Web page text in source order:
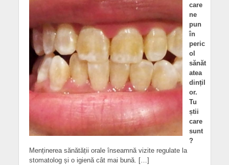
care
ne
pun
în
peric
ol
sănăt
atea
dințil
or.
Tu
știi
care
sunt
?
Menținerea sănătății orale înseamnă vizite regulate la
stomatolog și o igienă cât mai bună. […]